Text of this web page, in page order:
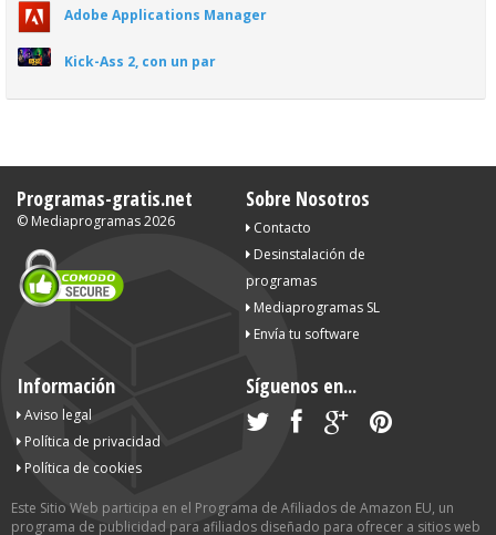
Adobe Applications Manager
Kick-Ass 2, con un par
Programas-gratis.net
© Mediaprogramas2026
Sobre Nosotros
Contacto
Desinstalación de
programas
Mediaprogramas SL
Envía tu software
Información
Aviso legal
Política de privacidad
Política de cookies
Síguenos en...
Este Sitio Web participa en el Programa de Afiliados de Amazon EU, un
programa de publicidad para afiliados diseñado para ofrecer a sitios web